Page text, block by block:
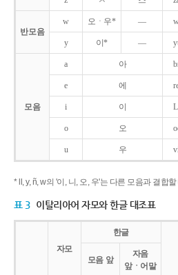
반모음
w 오ㆍ우* ―
y 이* ―
모음
a 아
e 에
i 이
o 오
u 우
* ll, y, ñ, w의 '이, 니, 오, 우'는 다른 모음과 결합
표 3 이탈리아어 자모와 한글 대조표
자모
한글
모음 앞
자음
앞ㆍ어말